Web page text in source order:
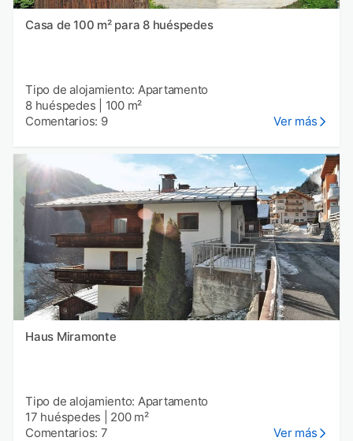
Casa de 100 m² para 8 huéspedes
Tipo de alojamiento: Apartamento
8 huéspedes
100 m²
Comentarios: 9
Ver más
Haus Miramonte
Tipo de alojamiento: Apartamento
17 huéspedes
200 m²
Comentarios: 7
Ver más